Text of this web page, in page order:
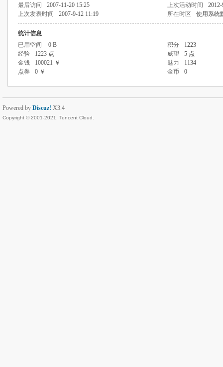
最后访问
2007-11-20 15:25 上次活动时间
上次发表时间
2007-9-12 11:19 所在时区 使用系统
统计信息
已用空间
0 B 积分
1223
经验
1223 点 威望
5 点
金钱
100021 ￥ 魅力
1134
点券
0 ￥ 金币 0
Powered by Discuz! X3.4
Copyright © 2001-2021, Tencent Cloud.